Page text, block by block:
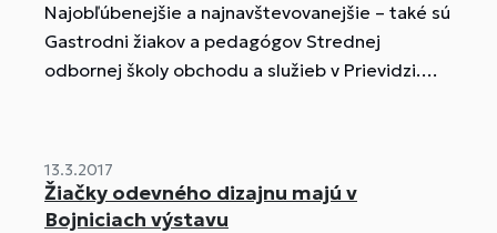
Najobľúbenejšie a najnavštevovanejšie – také sú
Gastrodni žiakov a pedagógov Strednej
odbornej školy obchodu a služieb v Prievidzi.
13.3.2017
Žiačky odevného dizajnu majú v
Bojniciach výstavu